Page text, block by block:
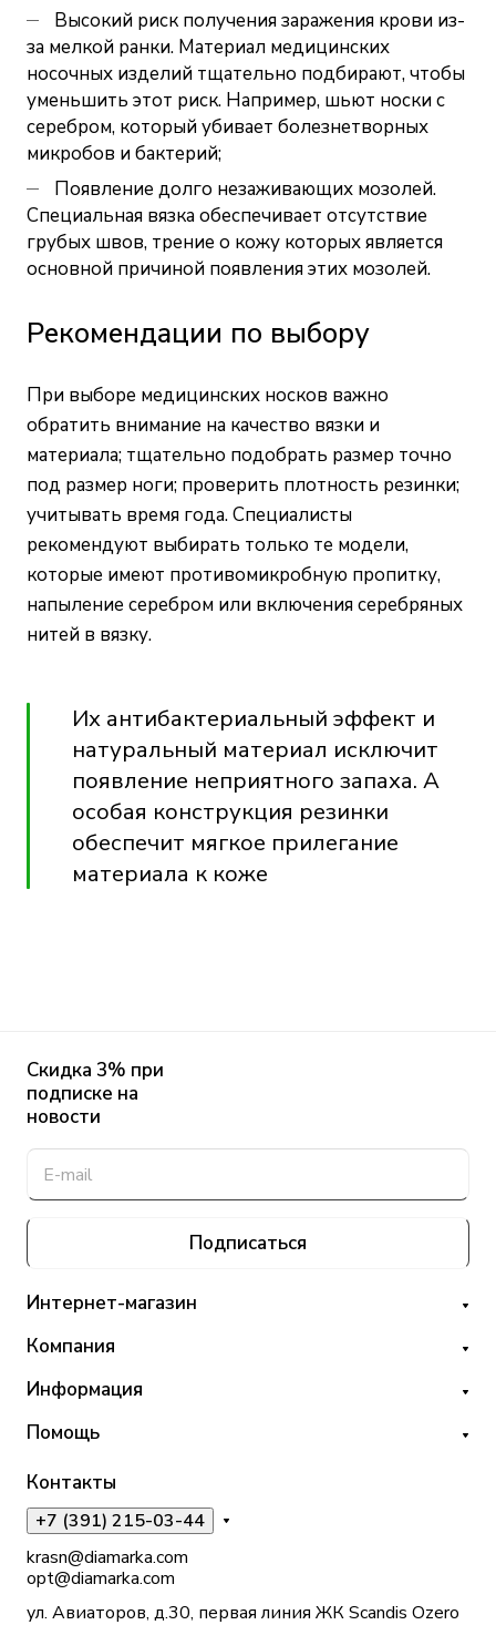
Высокий риск получения заражения крови из-
за мелкой ранки. Материал медицинских
носочных изделий тщательно подбирают, чтобы
уменьшить этот риск. Например, шьют носки с
серебром, который убивает болезнетворных
микробов и бактерий;
Появление долго незаживающих мозолей.
Специальная вязка обеспечивает отсутствие
грубых швов, трение о кожу которых является
основной причиной появления этих мозолей.
Рекомендации по выбору
При выборе медицинских носков важно
обратить внимание на качество вязки и
материала; тщательно подобрать размер точно
под размер ноги; проверить плотность резинки;
учитывать время года. Специалисты
рекомендуют выбирать только те модели,
которые имеют противомикробную пропитку,
напыление серебром или включения серебряных
нитей в вязку.
Их антибактериальный эффект и
натуральный материал исключит
появление неприятного запаха. А
особая конструкция резинки
обеспечит мягкое прилегание
материала к коже
Скидка 3% при
подписке на
новости
Подписаться
Интернет-магазин
Компания
Информация
Помощь
Контакты
+7 (391) 215-03-44
krasn@diamarka.com
opt@diamarka.com
ул. Авиаторов, д.30, первая линия ЖК Scandis Ozero